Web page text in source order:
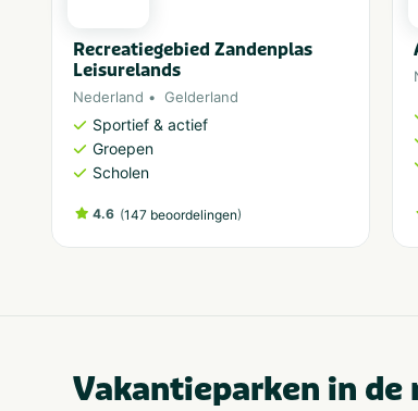
Recreatiegebied Zandenplas
Leisurelands
Nederland Gelderland
Sportief & actief
Groepen
Scholen
4.6 (147 beoordelingen)
Vakantieparken in de